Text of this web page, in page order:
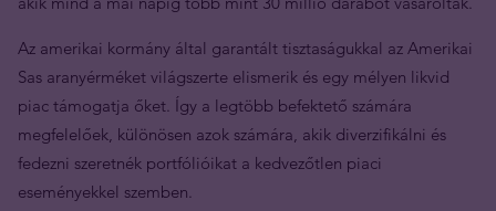
Az amerikai kormány által garantált tisztaságukkal az Amerikai
Sas aranyérméket világszerte elismerik és egy mélyen likvid
piac támogatja őket. Így a legtöbb befektető számára
megfelelőek, különösen azok számára, akik diverzifikálni és
fedezni szeretnék portfólióikat a kedvezőtlen piaci
eseményekkel szemben.